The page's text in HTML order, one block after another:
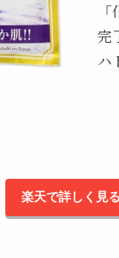
完
ハ
楽天で詳しく見